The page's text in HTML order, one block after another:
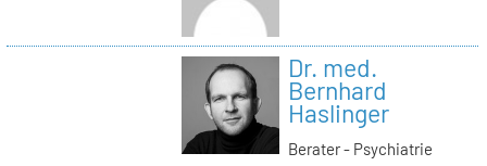
Dr. med.
Bernhard
Haslinger
Berater - Psychiatrie